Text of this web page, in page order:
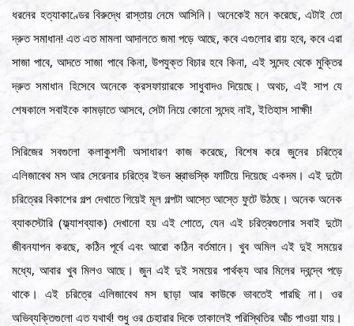
ধরনের হত্যাকাণ্ডের বিরুদ্ধে রাস্তায় নেমে আসিনি। অনেকেই মনে করেছে, এটাই তো
দ্রুত সমাধান! এত এত মামলা আদালতে জমা পড়ে আছে, কবে এগুলোর রায় হবে, কবে এরা
সাজা পাবে, আদতে সাজা পাবে কিনা, উপযুক্ত বিচার হবে কিনা, এই সন্দেহ থেকে মুক্তির
দ্রুত সমাধান হিসেবে অনেকে ক্রসফায়ারকে সাধুবাদও দিয়েছে। অথচ, এই সাপ যে
শেষকালে সবাইকে কামড়াতে আসবে, সেটা নিয়ে কোনো সন্দেহ নাই, ইতিহাস সাক্ষী!
সিরিজের সবগুলো কলাকুশলী অসাধারণ কাজ করেছে, বিশেষ করে জুনের চরিত্রে
এলিজাবেথ মস আর সেরেনার চরিত্রে ইভন স্ত্রাভস্কি ফাটিয়ে দিয়েছে একদম। এই দুটো
চরিত্রের বিকাশের গল্প দেখাতে গিয়েই মূল গল্পটা আস্তে আস্তে ফুটে উঠছে। অনেক অনেক
ব্যাকস্টোরি (ফ্ল্যাশব্যাক) দেখানো হয় এই শোতে, যেন এই চরিত্রগুলোর সবাই দুটো
জীবনযাপন করছে, কঠিন পূর্বে এবং আরো কঠিন বর্তমানে। খুব অমিল এই দুই সময়ের
মধ্যে, আবার খুব মিলও আছে। জুন এই দুই সময়ের পার্থক্য আর মিলের দ্বন্দ্বে পড়ে
থাকে। এই চরিত্রে এলিজাবেথ মস ছাড়া আর কাউকে ভাবতেই পারছি না। ওর
অভিব্যক্তিগুলো এত যথার্থ! শুধু ওর চেহারার দিকে তাকালেই পরিস্থিতির আঁচ পাওয়া যায়।